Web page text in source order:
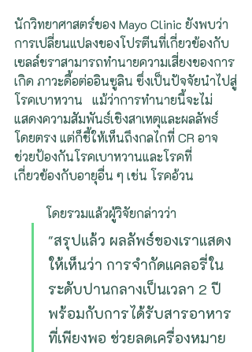
นักวิทยาศาสตร์ของ Mayo Clinic ยังพบว่า
การเปลี่ยนแปลงของโปรตีนที่เกี่ยวข้องกับ
เซลล์ชราสามารถทำนายความเสี่ยงของการ
เกิด ภาวะดื้อต่ออินซูลิน ซึ่งเป็นปัจจัยนำไปสู่
โรคเบาหวาน   แม้ว่าการทำนายนี้จะไม่
แสดงความสัมพันธ์เชิงสาเหตุและผลลัพธ์
โดยตรง แต่ก็ชี้ให้เห็นถึงกลไกที่ CR อาจ
ช่วยป้องกันโรคเบาหวานและโรคที่
เกี่ยวข้องกับอายุอื่น ๆ เช่น โรคอ้วน
	โดยรวมแล้วผู้วิจัยกล่าวว่า
"สรุปแล้ว ผลลัพธ์ของเราแสดง
ให้เห็นว่า การจำกัดแคลอรี่ใน
ระดับปานกลางเป็นเวลา 2 ปี
พร้อมกับการได้รับสารอาหาร
ที่เพียงพอ ช่วยลดเครื่องหมาย